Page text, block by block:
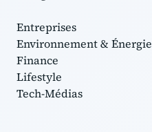
Entreprises
Environnement & Énergie
Finance
Lifestyle
Tech-Médias